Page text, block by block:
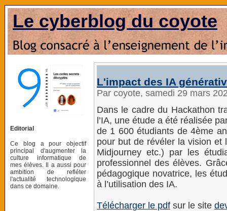
Le cyberblog du coyote
Editorial
Ce blog a pour objectif
principal d'augmenter la
culture informatique de
mes élèves. Il a aussi pour
ambition de refléter
l'actualité technologique
dans ce domaine.
L'impact des IA
Par coyote, samedi 29 mars
Dans le cadre du Hackathon
l’IA, une étude a été réalisée
de 1 600 étudiants de 4ème
pour but de révéler la vision et
Midjourney etc.) par les
professionnel des élèves.
pédagogique novatrice, les
à l’utilisation des IA.
Télécharger le pdf sur le site